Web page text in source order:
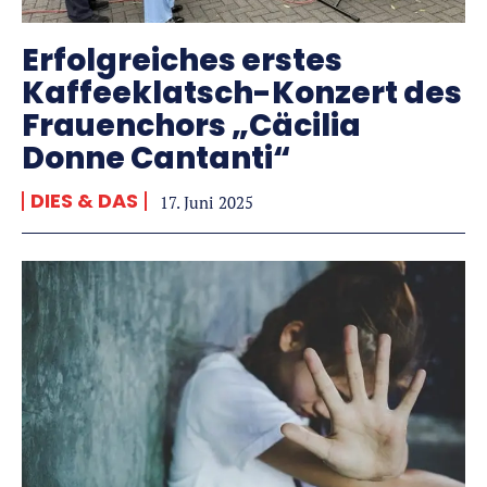
Erfolgreiches erstes
Kaffeeklatsch-Konzert des
Frauenchors „Cäcilia
Donne Cantanti“
DIES & DAS 17. Juni 2025